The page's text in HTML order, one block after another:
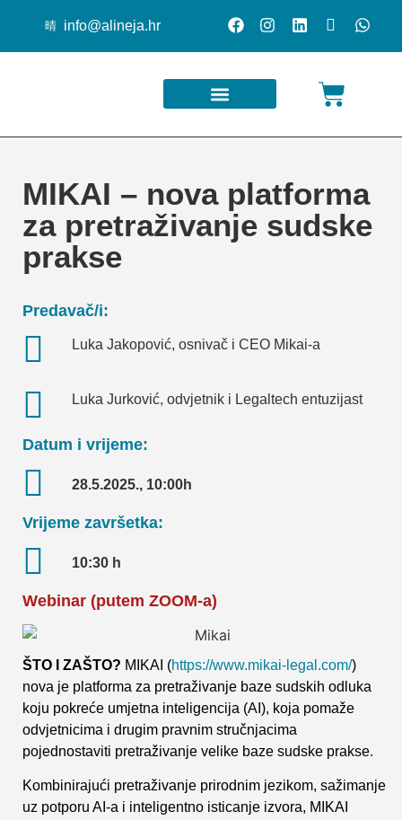
info@alineja.hr
MIKAI – nova platforma
za pretraživanje sudske
prakse
Predavač/i:
Luka Jakopović, osnivač i CEO Mikai-a
Luka Jurković, odvjetnik i Legaltech entuzijast
Datum i vrijeme:
28.5.2025., 10:00h
Vrijeme završetka:
10:30 h
Webinar (putem ZOOM-a)
ŠTO I ZAŠTO? MIKAI (https://www.mikai-legal.com/)
nova je platforma za pretraživanje baze sudskih odluka
koju pokreće umjetna inteligencija (AI), koja pomaže
odvjetnicima i drugim pravnim stručnjacima
pojednostaviti pretraživanje velike baze sudske prakse.
Kombinirajući pretraživanje prirodnim jezikom, sažimanje
uz potporu AI-a i inteligentno isticanje izvora, MIKAI